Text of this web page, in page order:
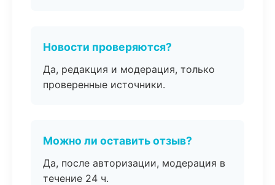
Новости проверяются?
Да, редакция и модерация, только
проверенные источники.
Можно ли оставить отзыв?
Да, после авторизации, модерация в
течение 24 ч.